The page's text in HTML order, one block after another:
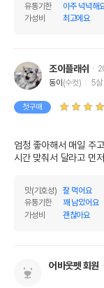
유통기한
아주 넉넉해
가성비
최고에요
조이플래쉬
동이(수컷) 5살
첫구매
엄청 좋아해서 매일 주
시간 맞춰서 달라고 먼
맛(기호성)
잘 먹어요
유통기한
꽤 남았어요
가성비
괜찮아요
어바웃펫 회원